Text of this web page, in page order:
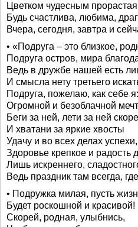
Цветком чудесным
Будь счастлива, любима,
Вчера, сегодня, завтра и
• «Подруга – это близкое,
Подруга остров, мира
Ведь в дружбе нашей есть
И смысла нету третьего
Подруга, пожелаю, как себе я:
Огромной и безоблачной
Беги за ней, лети за ней
И хватани за яркие хвосты
Удачу и во всех делах успехи,
Здоровье крепкое и радость
Лишь искреннего,
Ведь праздник там всегда,
• Подружка милая, пусть
Будет роскошной и красивой!
Скорей, родная, улыбнись,